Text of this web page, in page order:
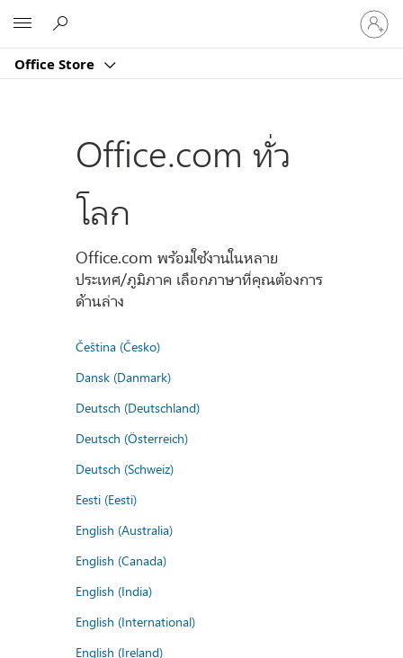
Office Store
ลงชื่อ
เข้า
บัญชี
Office.com ทั่ว
โลก
Office.com พร้อมใช้งานในหลาย
ประเทศ/ภูมิภาค เลือกภาษาที่คุณต้องการ
ด้านล่าง
Čeština (Česko)
Dansk (Danmark)
Deutsch (Deutschland)
Deutsch (Österreich)
Deutsch (Schweiz)
Eesti (Eesti)
English (Australia)
English (Canada)
English (India)
English (International)
English (Ireland)